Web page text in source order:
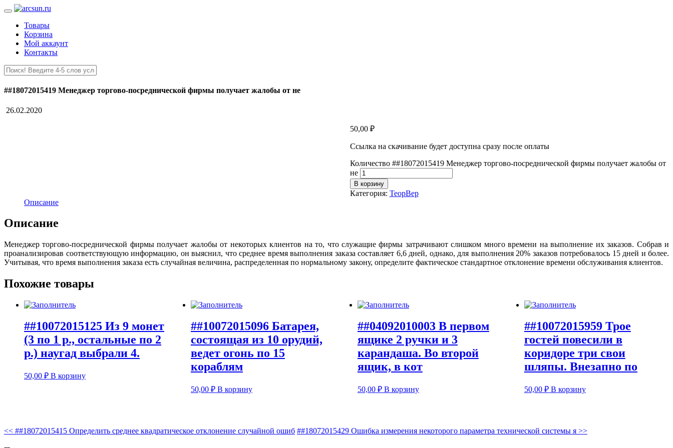
Товары
Корзина
Мой аккаунт
Контакты
##18072015419 Менеджер торгово-посреднической фирмы получает жалобы от не
26.02.2020
50,00 ₽
Ссылка на скачивание будет доступна сразу после оплаты
Количество ##18072015419 Менеджер торгово-посреднической фирмы получает жалобы от
не
В корзину
Категория: ТеорВер
Описание
Описание
Менеджер торгово-посреднической фирмы получает жалобы от некоторых клиентов на то, что служащие фирмы затрачивают слишком много времени на выполнение их заказов. Собрав и
проанализировав соответствующую информацию, он выяснил, что среднее время выполнения заказа составляет 6,6 дней, однако, для выполнения 20% заказов потребовалось 15 дней и более.
Учитывая, что время выполнения заказа есть случайная величина, распределенная по нормальному закону, определите фактическое стандартное отклонение времени обслуживания клиентов.
Похожие товары
##10072015125 Из 9 монет
(3 по 1 р., остальные по 2
р.) наугад выбрали 4.
50,00 ₽ В корзину
##10072015096 Батарея,
состоящая из 10 орудий,
ведет огонь по 15
кораблям
50,00 ₽ В корзину
##04092010003 В первом
ящике 2 ручки и 3
карандаша. Во второй
ящик, в кот
50,00 ₽ В корзину
##10072015959 Трое
гостей повесили в
коридоре три свои
шляпы. Внезапно по
50,00 ₽ В корзину
<< ##18072015415 Определить среднее квадратическое отклонение случайной ошиб ##18072015429 Ошибка измерения некоторого параметра технической системы я >>